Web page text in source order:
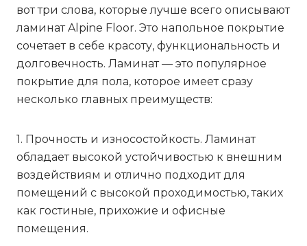
вот три слова, которые лучше всего описывают
ламинат Alpine Floor. Это напольное покрытие
сочетает в себе красоту, функциональность и
долговечность. Ламинат — это популярное
покрытие для пола, которое имеет сразу
несколько главных преимуществ:
1. Прочность и износостойкость. Ламинат
обладает высокой устойчивостью к внешним
воздействиям и отлично подходит для
помещений с высокой проходимостью, таких
как гостиные, прихожие и офисные
помещения.